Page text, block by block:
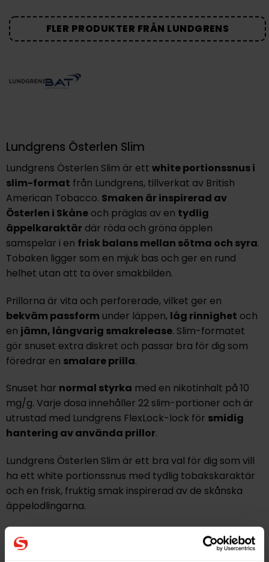
FLER PRODUKTER FRÅN LUNDGRENS
Lundgrens Österlen Slim
Lundgrens Österlen Slim är ett white portionssnus i
slim-format från Lundgrens, tillverkat av British
American Tobacco. Smaken är inspirerad av
Österlen i Skåneoch präglas av en tydlig
äppelkaraktärdär röda och gröna äpplen
samspelar i en frisk balans mellan sötma och syra.
Tobaken ligger som en mjuk bas och ger en rund
helhet utan att ta över smakbilden.
Prillorna är vita och perforerade, vilket ger en
bekväm passform under läppen, låg rinnighet och
en jämn, långvarig smakrelease. Slim-formatet
gör snuset extra diskret och passar bra för dig som
föredrar en smalare prilla.
Snuset har normal styrka med en nikotinhalt på 10
mg/g. Varje dosa innehåller 22 slim-portioner och är
utrustad med Lundgrens FlexLock-lock för smidig
hantering av använda prillor.
Lundgrens Österlen Slim är ett bra val för dig som vill
ha ett white portionssnus med tydlig tobakskaraktär
och en frisk, fruktig smak inspirerad av de skånska
äppelodlingarna.
Hitta alla produkter från